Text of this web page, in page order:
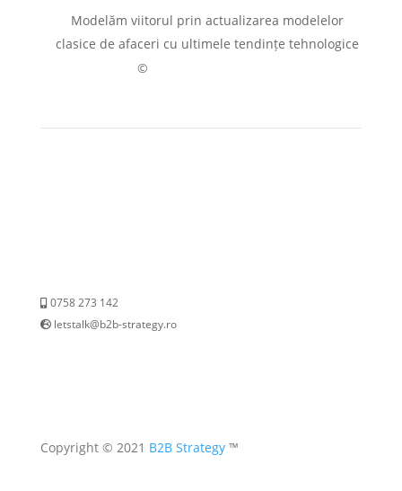
Modelăm viitorul prin actualizarea modelelor
clasice de afaceri cu ultimele tendințe tehnologice
©
0758 273 142
letstalk@b2b-strategy.ro
Copyright © 2021 B2B Strategy™